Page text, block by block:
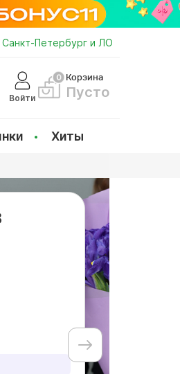
Санкт-Петербург и ЛО
Войти
Корзина
Пусто
Хиты